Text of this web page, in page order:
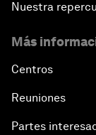
Nuestra
Más
Centros
Reuniones
Partes